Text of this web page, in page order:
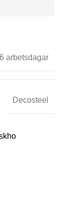
arbetsdagar
Decosteel